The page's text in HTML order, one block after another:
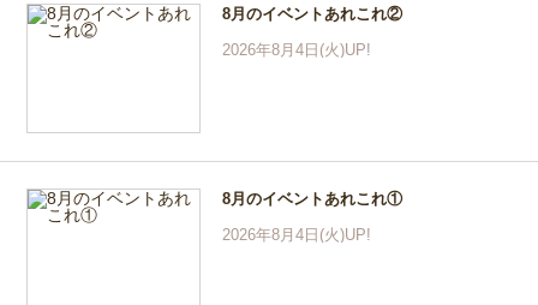
8月のイベントあれこれ②
2026年8月4日(火)UP!
8月のイベントあれこれ①
2026年8月4日(火)UP!